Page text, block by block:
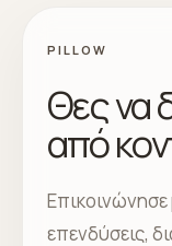
PILLOW
Θες να
από
Επικοινώνησε
επενδύσεις,